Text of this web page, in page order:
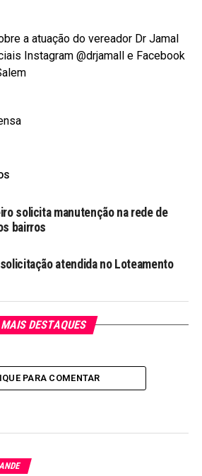
a atuação do vereador Dr Jamal
Instagram @drjamall e Facebook
solicita manutenção na rede de
bairros
atendida no Loteamento
MAIS DESTAQUES
PARA COMENTAR